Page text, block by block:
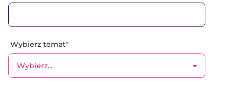
Wybierz temat*